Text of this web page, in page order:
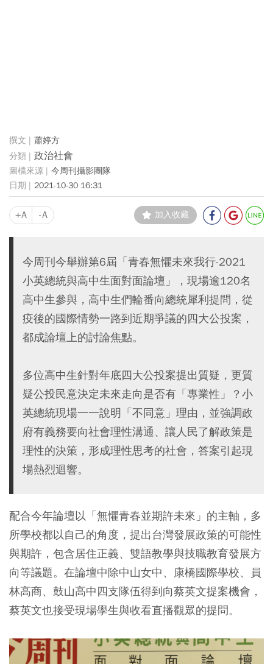
蕭婷方
政治社會
今周刊攝影團隊
2021-10-30 16:31
+A -A 加入收藏
今周刊今舉辦第6屆「青春無懼未來我行-2021
小英總統與高中生面對面論壇」，現場逾120名
高中生參與，高中生們輪番向總統犀利提問，從
疫後的國際情勢一路到近期爭議的四大公投案，
都成論壇上的討論焦點。
多位高中生針對年底四大公投案提出質疑，更質
疑公投民意決定未來走向是否有「專業性」？小
英總統現場一一說明「不同意」理由，並強調政
府有義務要向社會理性溝通、讓人民了解政策是
理性的決策，形成理性思考的社會，答案引起現
場熱烈迴響。
配合今年論壇以「無懼青春並期許未來」的主軸，多
所學校都以自己的角度，提出台灣發展政策的可能性
與期許，包含居住正義、雙語教學與技職教育發展方
向等議題。在論壇中除中山女中、康橋國際學校、員
林高商、鼓山高中四支隊伍得到向蔡英文提案機會，
蔡英文也接受現場學生與收看直播觀眾的提問。